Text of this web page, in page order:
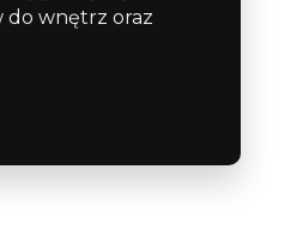
wnętrz oraz